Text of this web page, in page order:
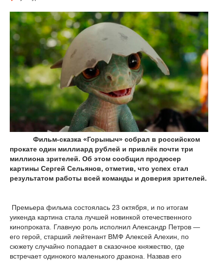
Фильм-сказка «Горыныч» собрал в российском
прокате один миллиард рублей и привлёк почти три
миллиона зрителей. Об этом сообщил продюсер
картины Сергей Сельянов, отметив, что успех стал
результатом работы всей команды и доверия зрителей.
Премьера фильма состоялась 23 октября, и по итогам
уикенда картина стала лучшей новинкой отечественного
кинопроката. Главную роль исполнил Александр Петров —
его герой, старший лейтенант ВМФ Алексей Алехин, по
сюжету случайно попадает в сказочное княжество, где
встречает одинокого маленького дракона. Назвав его